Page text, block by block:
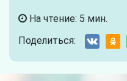
На чтение: 5 мин.
Поделиться: